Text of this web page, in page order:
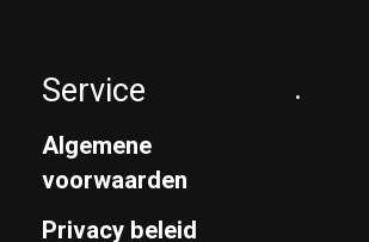
Service
Algemene
voorwaarden
Privacy beleid
.